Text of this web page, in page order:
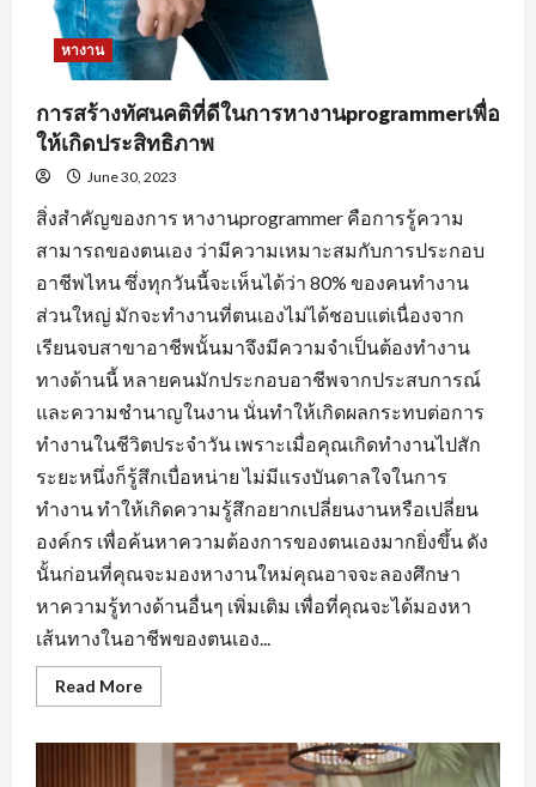
หางาน
การสร้างทัศนคติที่ดีในการหางานprogrammerเพื่อ
ให้เกิดประสิทธิภาพ
June 30, 2023
สิ่งสำคัญของการ หางานprogrammer คือการรู้ความ
สามารถของตนเอง ว่ามีความเหมาะสมกับการประกอบ
อาชีพไหน ซึ่งทุกวันนี้จะเห็นได้ว่า 80% ของคนทำงาน
ส่วนใหญ่ มักจะทำงานที่ตนเองไม่ได้ชอบแต่เนื่องจาก
เรียนจบสาขาอาชีพนั้นมาจึงมีความจำเป็นต้องทำงาน
ทางด้านนี้ หลายคนมักประกอบอาชีพจากประสบการณ์
และความชำนาญในงาน นั่นทำให้เกิดผลกระทบต่อการ
ทำงานในชีวิตประจำวัน เพราะเมื่อคุณเกิดทำงานไปสัก
ระยะหนึ่งก็รู้สึกเบื่อหน่าย ไม่มีแรงบันดาลใจในการ
ทำงาน ทำให้เกิดความรู้สึกอยากเปลี่ยนงานหรือเปลี่ยน
องค์กร เพื่อค้นหาความต้องการของตนเองมากยิ่งขึ้น ดัง
นั้นก่อนที่คุณจะมองหางานใหม่คุณอาจจะลองศึกษา
หาความรู้ทางด้านอื่นๆ เพิ่มเติม เพื่อที่คุณจะได้มองหา
เส้นทางในอาชีพของตนเอง...
Read MoreRead
more
สร้าง
ทัศนคติ